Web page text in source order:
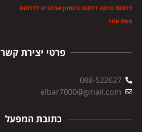
פרטי יצירת קשר
088-522627
elbar7000@gmail.com
כתובת המפעל
דלתות כניסה דלתות ביטחון אביזרים לדלתות
מפת אתר